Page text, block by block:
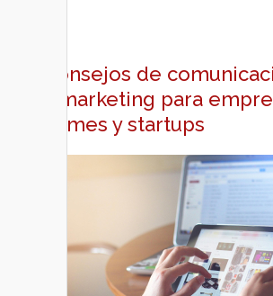
Consejos de
y marketing para
pymes y startups